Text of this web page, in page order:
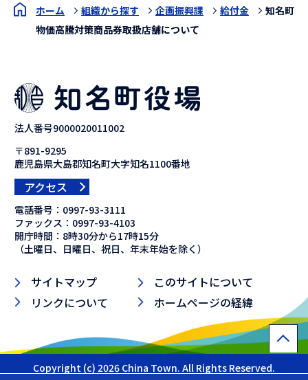
ホーム 組織から探す 企画振興課 給付金
知名町
物価高騰対策商品券取扱店舗について
法人番号9000020011002
〒891-9295
鹿児島県大島郡知名町大字知名1100番地
アクセス
電話番号： 0997-93-3111
ファックス： 0997-93-4103
開庁時間：8時30分から17時15分
（土曜日、日曜日、祝日、年末年始を除く）
サイトマップ
このサイトについて
リンクについて
ホームページの経緯
Copyright (c) 2026 China Town. All Rights Reserved.